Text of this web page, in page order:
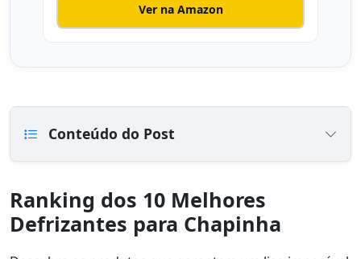
Ver na Amazon
Conteúdo do Post
Ranking dos 10 Melhores
Defrizantes para Chapinha